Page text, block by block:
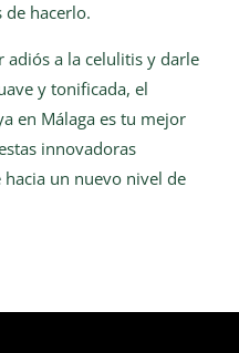
de hacerlo.
adiós a la celulitis y darle
y tonificada, el
en Málaga es tu mejor
innovadoras
un nuevo nivel de